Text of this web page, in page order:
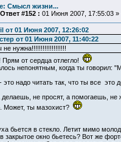
Смысл жизни...
Ответ #152 : 01 Июня 2007, 17:55:03 »
от 01 Июня 2007, 12:26:02
от 01 Июня 2007, 11:40:22
не нужна!!!!!!!!!!!!!!!!!!!
Прям от сердца отлегло!
непонятным, когда ты говорил:
это надо читать так, что ты все
делаешь, не просят, а помогаешь,
Может, ты мазохист?
бьется в стекло. Летит мимо
закрытое окно бьетесь? Вот же